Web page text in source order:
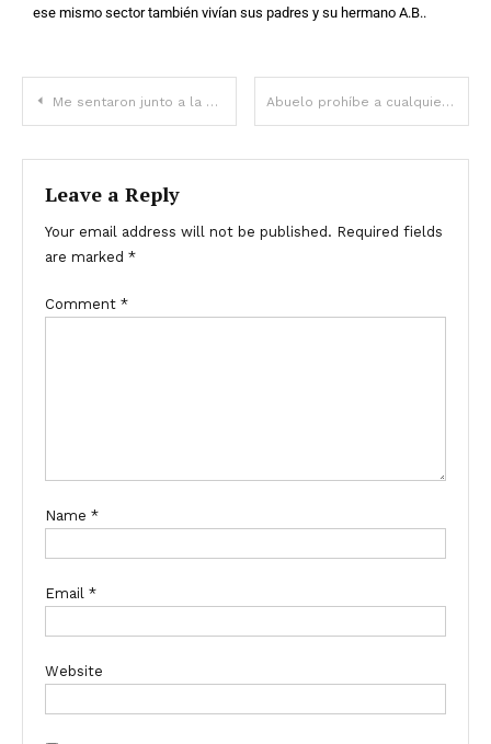
ese mismo sector también vivían sus padres y su hermano A.B..
Me sentaron junto a la ex de mi esposo en un vuelo – Para cuando aterrizamos, mi matrimonio había terminado Abuelo prohíbe a cualquiera tocar su viejo colchón, chica encuentra escondite allí después de su muerte – Historia del día
Leave a Reply
Your email address will not be published. Required fields
are marked *
Comment *
Name *
Email *
Website